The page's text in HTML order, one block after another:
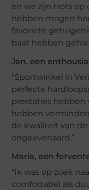
en we zijn trots op
hebben mogen
favoriete
baat hebben
Jan, een
“Sportwinkel in
perfecte
prestaties hebben
hebben
de kwaliteit van
ongeëvenaard.”
Maria, een
“Ik was op zoek
comfortabel als